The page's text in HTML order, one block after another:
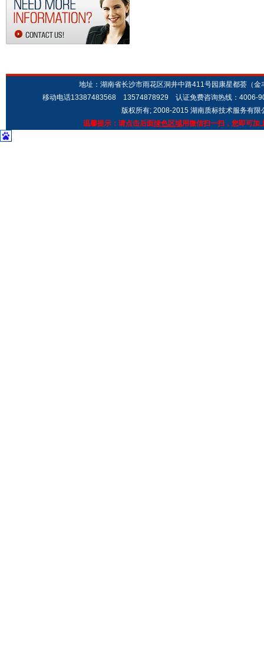
地址：湖南省长沙市雨花区洞井中路411号园康星都荟（
移动电话13387483568 13574878929 认证免费咨询热线：4006-
版权所有; 2008-2015 湖南质标技术服务有限
温馨提示：请点击后面绿色区域用微信扫一扫，您即可加